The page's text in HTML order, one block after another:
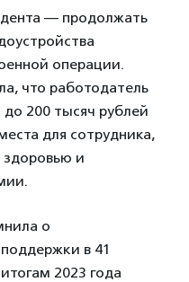
— продолжать
операции.
что работодатель
200 тысяч рублей
для сотрудника,
и
о
в 41
2023 года